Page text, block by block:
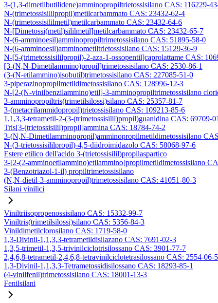
3-(1,3-dimetilbutilidene)amminopropiltrietossisilano CAS: 116229-
N-(trimetossisililpropil)metilcarbammato CAS: 23432-62-4
N-(trimetossisililmetil)metilcarbammato CAS: 23432-64-6
N-[Dimetossi(metil)sililmetil]metilcarbammato CAS: 23432-65-7
N-(6-amminoesil)amminopropiltrimetossisilano CAS: 51895-58-0
N-(6-amminoesil)amminometiltrietossisilano CAS: 15129-36-9
N-[5-(trimetossisililpropil)-2-aza-1-ossopentil]caprolattame CAS:
[3-(N,N-Dimetilammino)propil]trimetossisilano CAS: 2530-86-1
(3-(N-etilammino)isobutil)trimetossisilano CAS: 227085-51-0
3-piperazinopropilmetildimetossisilano CAS: 128996-12-3
N-[2-(N-vinilbenzilammino)etil]-3-amminopropiltrimetossisilano
3-amminopropiltris(trimetilsilossi)silano CAS: 25357-81-7
3-(metacrilammidopropil)trietossisilano CAS: 109213-85-6
1,1,3,3-tetrametil-2-(3-(trimetossisilil)propil)guanidina CAS: 69709-
Tris[3-(trietossisilil)propil]ammina CAS: 18784-74-2
3-(N,N-Dimetilamminopropil)amminopropilmetildimetossisilano
N-(3-trietossisililpropil)-4,5-diidroimidazolo CAS: 58068-97-6
Estere etilico dell'acido 3-(trietossisilil)propilaspartico
3-[2-(2-amminoetilammino)etilammino]propilmetildimetossisilano
3-(Benzotriazol-1-il) propiltrimetossisilano
(N,N-dietil-3-amminopropil)trimetossisilano CAS: 41051-80-3
Silani vinilici
Viniltriisopropenossisilano CAS: 15332-99-7
Viniltris(trimetilsilossi)silano CAS: 5356-84-3
Vinildimetilclorosilano CAS: 1719-58-0
1,3-Divinil-1,1,3,3-tetrametildisilazano CAS: 7691-02-3
1,3,5-trimetil-1,3,5-trivinilciclotrisilossano CAS: 3901-77-7
2,4,6,8-tetrametil-2,4,6,8-tetravinilciclotetrasilossano CAS: 2554-06-5
1,3-Divinil-1,1,3,3-Tetrametossidisilossano CAS: 18293-85-1
(4-vinilfenil)trimetossisilano CAS: 18001-13-3
Fenilsilani